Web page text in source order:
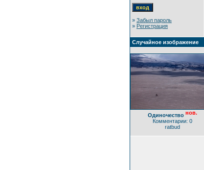
» Забыл пароль
» Регистрация
Случайное изображение
Одиночество нов.
Комментарии: 0
ratbud